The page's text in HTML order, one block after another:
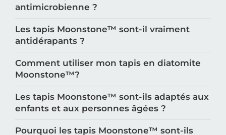
Qu'est-ce qui rend la diatomite
Les tapis Moonstone™️ sont-il vraiment
Comment utiliser mon tapis en diatomite
Les tapis Moonstone™️ sont-ils adaptés aux